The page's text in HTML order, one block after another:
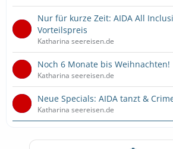
Nur für kurze Zeit: AIDA All
Vorteilspreis
Katharina seereisen.de
Noch 6 Monate bis Weihnachten!
Katharina seereisen.de
Neue Specials: AIDA tanzt &
Katharina seereisen.de